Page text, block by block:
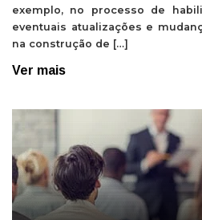
exemplo, no processo de
eventuais atualizações e
na construção de […]
Ver mais